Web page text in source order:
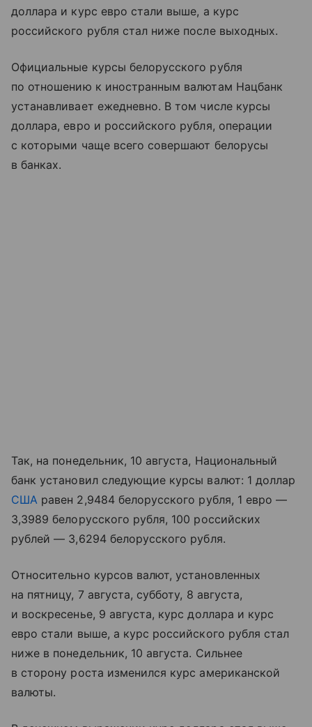
доллара и курс евро стали выше, а курс
российского рубля стал ниже после выходных.
Официальные курсы белорусского рубля
по отношению к иностранным валютам Нацбанк
устанавливает ежедневно. В том числе курсы
доллара, евро и российского рубля, операции
с которыми чаще всего совершают белорусы
в банках.
Так, на понедельник, 10 августа, Национальный
банк установил следующие курсы валют: 1 доллар
США равен 2,9484 белорусского рубля, 1 евро —
3,3989 белорусского рубля, 100 российских
рублей — 3,6294 белорусского рубля.
Относительно курсов валют, установленных
на пятницу, 7 августа, субботу, 8 августа,
и воскресенье, 9 августа, курс доллара и курс
евро стали выше, а курс российского рубля стал
ниже в понедельник, 10 августа. Сильнее
в сторону роста изменился курс американской
валюты.